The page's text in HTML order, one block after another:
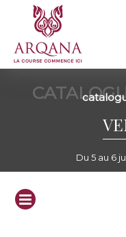
Du 5 au 6